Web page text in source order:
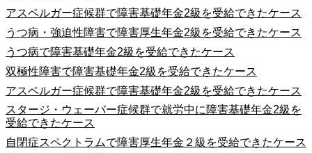
アスペルガー症候群で障害基礎年金2級を受給できたケース
うつ病・強迫性障害で障害厚生年金2級を受給できたケース
うつ病で障害基礎年金2級を受給できたケース
双極性障害で障害基礎年金2級を受給できたケース
アスペルガー症候群で障害基礎年金2級を受給できたケース
スタージ・ウェーバー症候群で就労中に障害基礎年金2級を
受給できたケース
自閉症スペクトラムで障害厚生年金２級を受給できたケース